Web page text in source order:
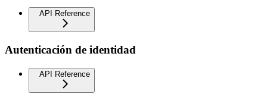
API Reference
Autenticación de identidad
API Reference